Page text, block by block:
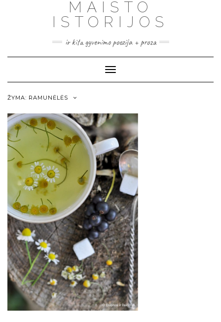
MAISTO
ISTORIJOS
ir kita gyvenimo poezija + proza
Toggle
Navigation
ŽYMA: RAMUNĖLĖS